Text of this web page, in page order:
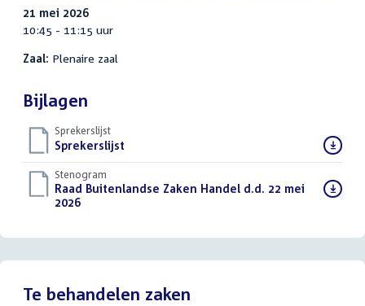
21 mei 2026
10:45 - 11:15 uur
Zaal: Plenaire zaal
Bijlagen
Sprekerslijst
Download
bestand:
Sprekerslijst
Stenogram
Download
bestand:
Raad Buitenlandse Zaken Handel d.d. 22 mei
2026()
Te behandelen zaken